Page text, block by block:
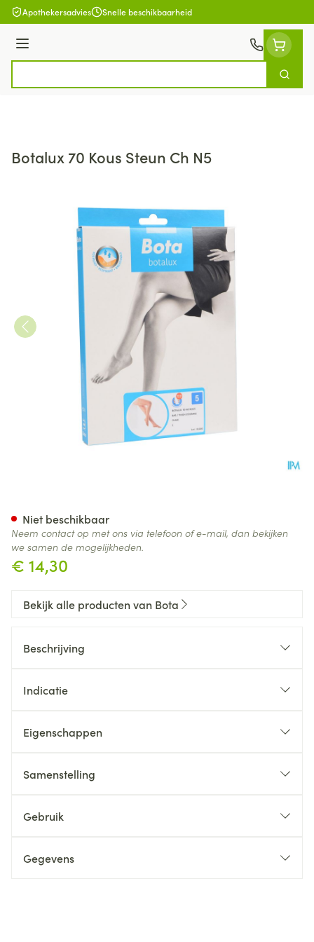
Ga naar de inhoud
Apothekersadvies Snelle beschikbaarheid
Menu
Zoek
Botalux 70 Kous Steun Ch N5
€ 14,30
Niet beschikbaar
Neem contact op met ons via telefoon of e-mail, dan bekijken
we samen de mogelijkheden.
Bekijk alle producten van Bota
Beschrijving
Indicatie
Eigenschappen
Samenstelling
Gebruik
Gegevens